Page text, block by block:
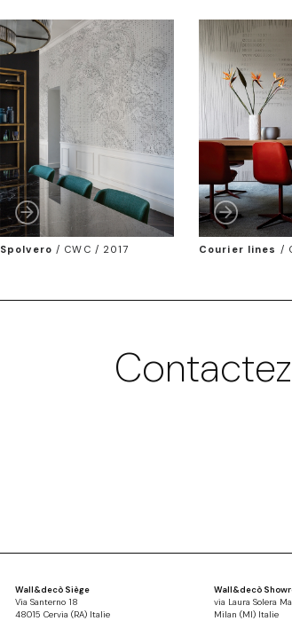
Spolvero / CWC / 2017 Courier lines /
Wall&decò Siège
Via Santerno 18
48015 Cervia (RA) Italie
Wall&decò
via Laura Solera
Milan (MI) Italie